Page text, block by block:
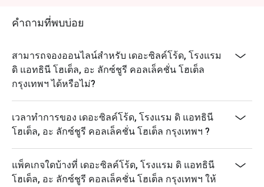
dishes include the Peking Duck served with caviar,
Barbecue Suckling Pig, Silk Thread Prawns, and a wide
Q: What is the dress code? A: The dress code is Smart
Casual. We recommend polished attire to match the
restaurant's luxury hotel setting and refined
atmosphere.
Q: How do I get to The Silk Road? A: The restaurant is
located on the 3rd floor of The Athenee Hotel on
Wireless Road. It is easily accessible via BTS
Ploenchit (Exit 2) and is near Central Chidlom.
คำถามที่พบบ่อย
สามารถจองออนไลน์สำหรับ เดอะซิลค์โร้ด, โรงแรม
ดิ แอทธินี โฮเต็ล, อะ ลักซ์ชูรี คอลเล็คชั่น โฮเต็ล
กรุงเทพฯ ได้หรือไม่?
เวลาทำการของ เดอะซิลค์โร้ด, โรงแรม ดิ แอทธินี
โฮเต็ล, อะ ลักซ์ชูรี คอลเล็คชั่น โฮเต็ล กรุงเทพฯ ?
แพ็คเกจใดบ้างที่ เดอะซิลค์โร้ด, โรงแรม ดิ แอทธินี
โฮเต็ล, อะ ลักซ์ชูรี คอลเล็คชั่น โฮเต็ล กรุงเทพฯ ให้